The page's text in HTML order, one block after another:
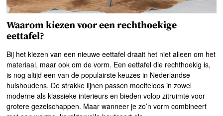
Waarom kiezen voor een rechthoekige
eettafel?
Bij het kiezen van een nieuwe eettafel draait het niet alleen om het
materiaal, maar ook om de vorm. Een eettafel die rechthoekig is,
is nog altijd een van de populairste keuzes in Nederlandse
huishoudens. De strakke lijnen passen moeiteloos in zowel
moderne als klassieke interieurs en bieden volop zitruimte voor
grotere gezelschappen. Maar wanneer je zo’n vorm combineert